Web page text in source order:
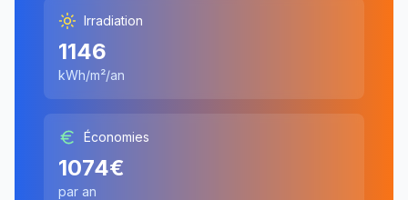
Irradiation
1146
kWh/m²/an
Économies
1074€
par an